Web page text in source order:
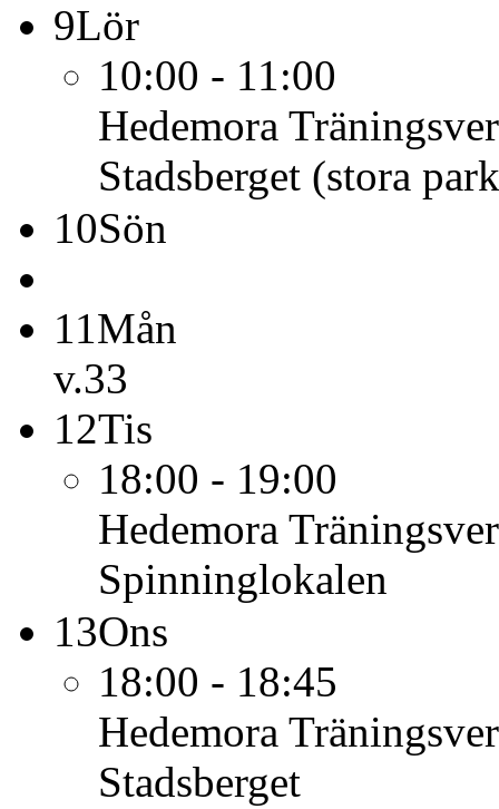
9Lör
10:00 - 11:00
Hedemora
Stadsberget (stora
10Sön
11Mån
v.33
12Tis
18:00 - 19:00
Hedemora
Spinninglokalen
13Ons
18:00 - 18:45
Hedemora
Stadsberget